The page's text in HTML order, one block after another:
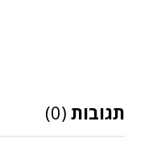
תגובות (0)